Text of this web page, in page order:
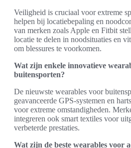
Veiligheid is cruciaal voor extreme
helpen bij locatiebepaling en
van merken zoals Apple en Fitbit
locatie te delen in noodsituaties en
om blessures te voorkomen.
Wat zijn enkele innovatieve
buitensporten?
De nieuwste wearables voor
geavanceerde GPS-systemen en
voor extreme omstandigheden.
integreren ook smart textiles voor
verbeterde prestaties.
Wat zijn de beste wearables voor